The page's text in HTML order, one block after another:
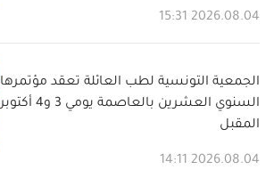
2026.08.04 15:31
الجمعية التونسية لطب العائلة تعقد مؤتمرها
السنوي العشرين بالعاصمة يومي 3 و4 أكتوبر
المقبل
2026.08.04 14:11